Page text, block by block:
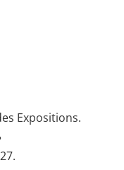
Expositions.